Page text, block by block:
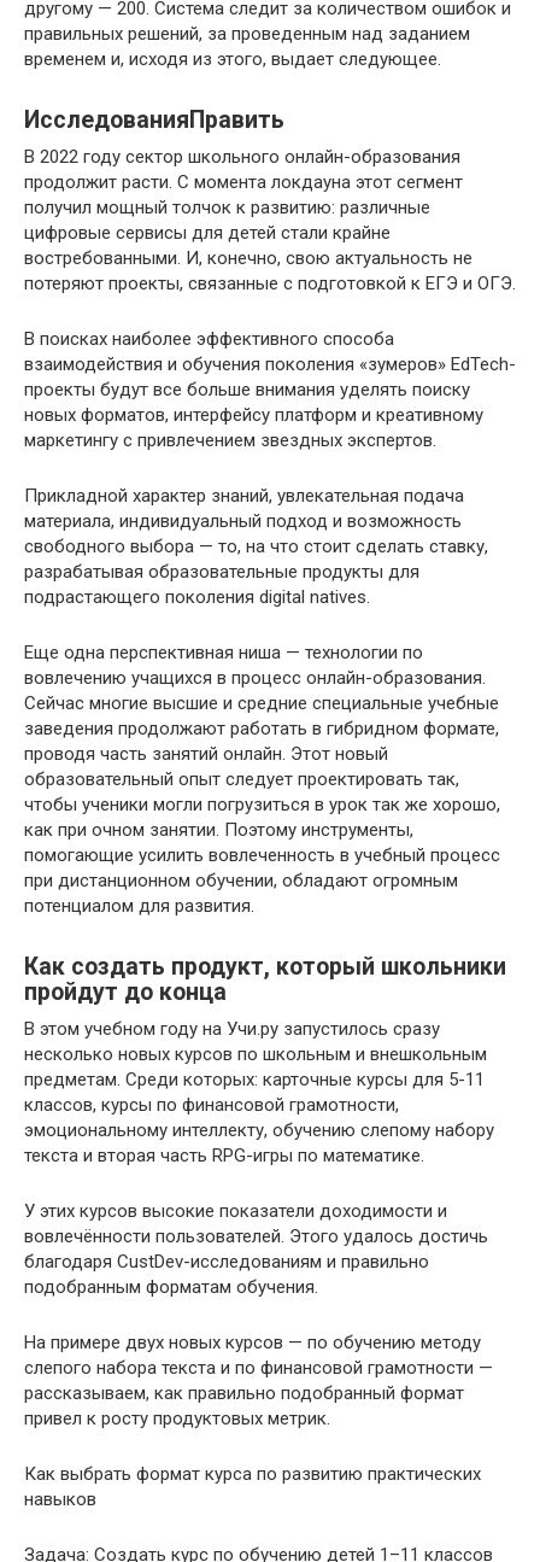
другому — 200. Система следит за количеством ошибок и
правильных решений, за проведенным над заданием
временем и, исходя из этого, выдает следующее.
ИсследованияПравить
В 2022 году сектор школьного онлайн-образования
продолжит расти. С момента локдауна этот сегмент
получил мощный толчок к развитию: различные
цифровые сервисы для детей стали крайне
востребованными. И, конечно, свою актуальность не
потеряют проекты, связанные с подготовкой к ЕГЭ и ОГЭ.
В поисках наиболее эффективного способа
взаимодействия и обучения поколения «зумеров» EdTech-
проекты будут все больше внимания уделять поиску
новых форматов, интерфейсу платформ и креативному
маркетингу с привлечением звездных экспертов.
Прикладной характер знаний, увлекательная подача
материала, индивидуальный подход и возможность
свободного выбора — то, на что стоит сделать ставку,
разрабатывая образовательные продукты для
подрастающего поколения digital natives.
Еще одна перспективная ниша — технологии по
вовлечению учащихся в процесс онлайн-образования.
Сейчас многие высшие и средние специальные учебные
заведения продолжают работать в гибридном формате,
проводя часть занятий онлайн. Этот новый
образовательный опыт следует проектировать так,
чтобы ученики могли погрузиться в урок так же хорошо,
как при очном занятии. Поэтому инструменты,
помогающие усилить вовлеченность в учебный процесс
при дистанционном обучении, обладают огромным
потенциалом для развития.
Как создать продукт, который школьники
пройдут до конца
В этом учебном году на Учи.ру запустилось сразу
несколько новых курсов по школьным и внешкольным
предметам. Среди которых: карточные курсы для 5-11
классов, курсы по финансовой грамотности,
эмоциональному интеллекту, обучению слепому набору
текста и вторая часть RPG-игры по математике.
У этих курсов высокие показатели доходимости и
вовлечённости пользователей. Этого удалось достичь
благодаря CustDev-исследованиям и правильно
подобранным форматам обучения.
На примере двух новых курсов — по обучению методу
слепого набора текста и по финансовой грамотности —
рассказываем, как правильно подобранный формат
привел к росту продуктовых метрик.
Как выбрать формат курса по развитию практических
навыков
Задача: Создать курс по обучению детей 1–11 классов